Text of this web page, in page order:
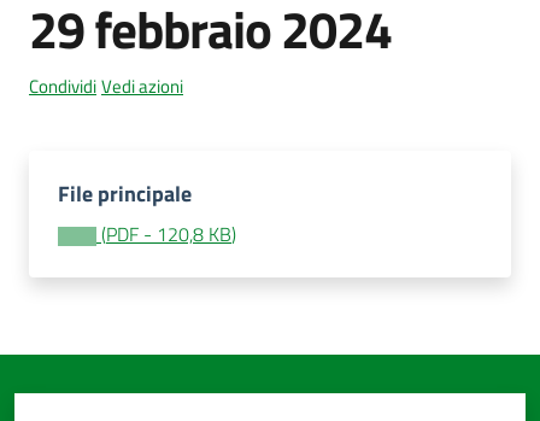
Vivere
l'Unione
Amministrazione
trasparente
argomenti...
29 febbraio 2024
CondividiVedi azioni
File principale
(PDF - 120,8 KB)